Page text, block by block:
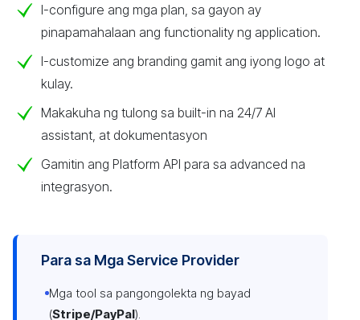
I-configure ang mga plan, sa gayon ay
pinapamahalaan ang functionality ng application.
I-customize ang branding gamit ang iyong logo at
kulay.
Makakuha ng tulong sa built-in na 24/7 AI
assistant, at dokumentasyon
Gamitin ang Platform API para sa advanced na
integrasyon.
Para sa Mga Service Provider
Mga tool sa pangongolekta ng bayad
(Stripe/PayPal).